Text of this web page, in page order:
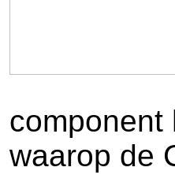
component
waarop de